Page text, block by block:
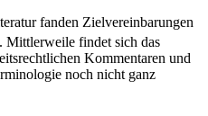
fanden Zielvereinbarungen
. Mittlerweile findet sich das
Kommentaren und
noch nicht ganz